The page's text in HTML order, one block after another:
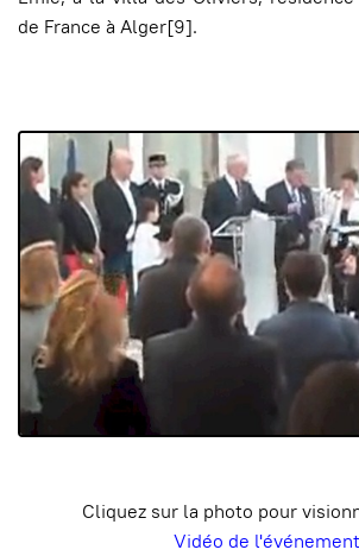
de France à Alger[9].
Cliquez sur la photo pour
Vidéo de l'événement